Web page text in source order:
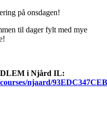
på onsdagen!
til dager fylt med mye
i Njård IL:
njaard/93EDC347CEB